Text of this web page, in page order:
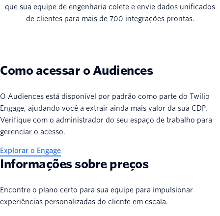
que sua equipe de engenharia colete e envie dados unificados
de clientes para mais de 700 integrações prontas.
Como acessar o Audiences
O Audiences está disponível por padrão como parte do Twilio
Engage, ajudando você a extrair ainda mais valor da sua CDP.
Verifique com o administrador do seu espaço de trabalho para
gerenciar o acesso.
Explorar o Engage
Informações sobre preços
Encontre o plano certo para sua equipe para impulsionar
experiências personalizadas do cliente em escala.